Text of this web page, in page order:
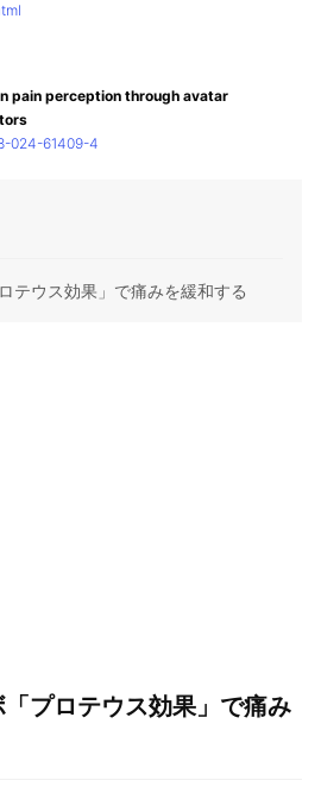
pain perception through avatar
024-61409-4
テウス効果」で痛みを緩和する
プロテウス効果」で痛み